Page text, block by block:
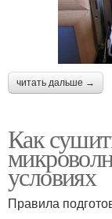
читать дальше →
Как
условиях
Правила